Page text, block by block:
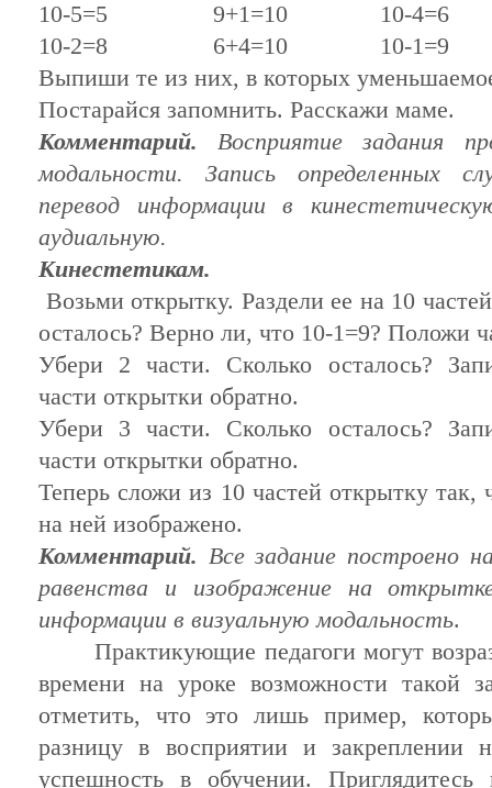
10-5=5 9+1=10 10-4=6
10-2=8 6+4=10 10-1=9
Выпиши те из них, в которых
Постарайся запомнить. Расскажи маме.
Комментарий.Восприятие задания
модальности. Запись определенных
перевод информации в
аудиальную.
Кинестетикам.
Возьми открытку. Раздели ее на 10
осталось? Верно ли, что 10-1=9? Положи
Убери 2 части. Сколько осталось?
части открытки обратно.
Убери 3 части. Сколько осталось?
части открытки обратно.
Теперь сложииз 10 частей открытку так,
на ней изображено.
Комментарий. Все задание построено
равенства и изображение на
информации в визуальную модальность.
Практикующие педагоги могут
времени на уроке возможности такой
отметить, что это лишь пример,
разницу в восприятии и закреплении
успешность в обучении.